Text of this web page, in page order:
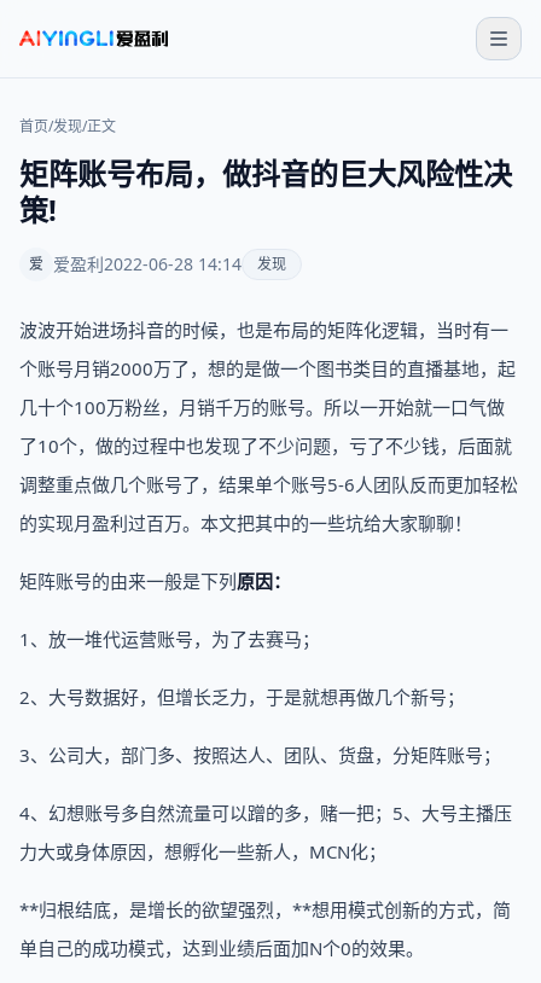
首页/发现/正文
矩阵账号布局，做抖音的巨大风险性决
策!
爱 爱盈利2022-06-28 14:14 发现
波波开始进场抖音的时候，也是布局的矩阵化逻辑，当时有一
个账号月销2000万了，想的是做一个图书类目的直播基地，起
几十个100万粉丝，月销千万的账号。所以一开始就一口气做
了10个，做的过程中也发现了不少问题，亏了不少钱，后面就
调整重点做几个账号了，结果单个账号5-6人团队反而更加轻松
的实现月盈利过百万。本文把其中的一些坑给大家聊聊！
矩阵账号的由来一般是下列原因：
1、放一堆代运营账号，为了去赛马；
2、大号数据好，但增长乏力，于是就想再做几个新号；
3、公司大，部门多、按照达人、团队、货盘，分矩阵账号；
4、幻想账号多自然流量可以蹭的多，赌一把；5、大号主播压
力大或身体原因，想孵化一些新人，MCN化；
**归根结底，是增长的欲望强烈，**想用模式创新的方式，简
单自己的成功模式，达到业绩后面加N个0的效果。